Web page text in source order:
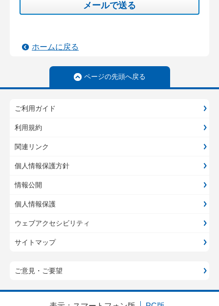
メールで送る
ホームに戻る
ページの先頭へ戻る
ご利用ガイド
利用規約
関連リンク
個人情報保護方針
情報公開
個人情報保護
ウェブアクセシビリティ
サイトマップ
ご意見・ご要望